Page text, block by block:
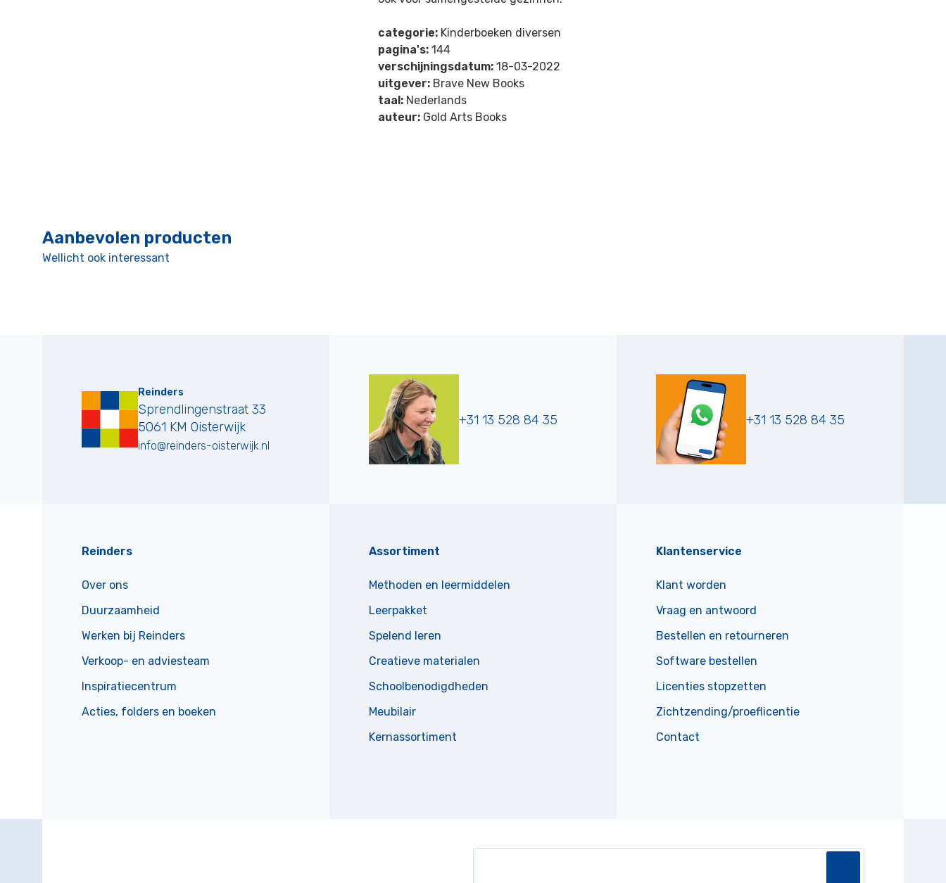
categorie: Kinderboeken diversen
pagina's: 144
verschijningsdatum: 18-03-2022
uitgever: Brave New Books
taal: Nederlands
auteur: Gold Arts Books
Aanbevolen producten
Wellicht ook interessant
Reinders
Sprendlingenstraat 33
5061 KM Oisterwijk
info@reinders-oisterwijk.nl
+31 13 528 84 35 +31 13 528 84 35
Reinders
Over ons
Duurzaamheid
Werken bij Reinders
Verkoop- en adviesteam
Inspiratiecentrum
Acties, folders en boeken
Assortiment
Methoden en leermiddelen
Leerpakket
Spelend leren
Creatieve materialen
Schoolbenodigdheden
Meubilair
Kernassortiment
Klantenservice
Klant worden
Vraag en antwoord
Bestellen en retourneren
Software bestellen
Licenties stopzetten
Zichtzending/proeflicentie
Contact